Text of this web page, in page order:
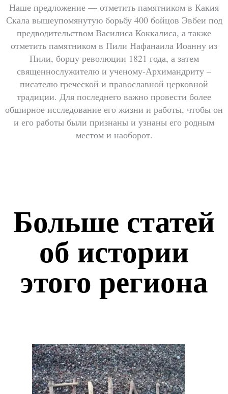
Наше предложение — отметить памятником в Какия
Скала вышеупомянутую борьбу 400 бойцов Эвбеи под
предводительством Василиса Коккалиса, а также
отметить памятником в Пили Нафанаила Иоанну из
Пили, борцу революции 1821 года, а затем
священнослужителю и ученому-Архимандриту –
писателю греческой и православной церковной
традиции. Для последнего важно провести более
обширное исследование его жизни и работы, чтобы он
и его работы были признаны и узнаны его родным
местом и наоборот.
Больше статей
об истории
этого региона